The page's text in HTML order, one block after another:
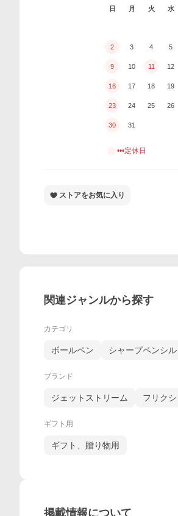
日 月 火 水
2 3 4 5
9 10 11 12
16 17 18 19
23 24 25 26
30 31
•••定休日
ストアをお気に入り
関連ジャンルから探す
カテゴリ
ボールペン シャープペンシル
ブランド
ジェットストリーム フリク
ギフト用
ギフト、贈り物用
掲載情報について